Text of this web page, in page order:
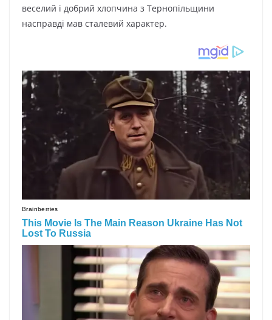
веселий і добрий хлопчина з Тернопільщини
насправді мав сталевий характер.